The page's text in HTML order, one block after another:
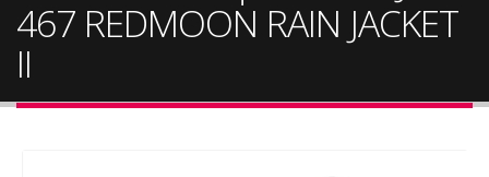
467 REDMOON RAIN JACKET
II